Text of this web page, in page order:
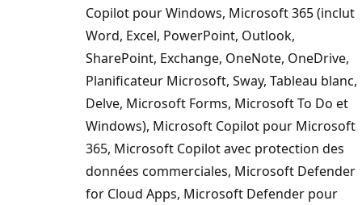
Copilot pour Windows, Microsoft 365 (inclut
Word, Excel, PowerPoint, Outlook,
SharePoint, Exchange, OneNote, OneDrive,
Planificateur Microsoft, Sway, Tableau blanc,
Delve, Microsoft Forms, Microsoft To Do et
Windows), Microsoft Copilot pour Microsoft
365, Microsoft Copilot avec protection des
données commerciales, Microsoft Defender
for Cloud Apps, Microsoft Defender pour